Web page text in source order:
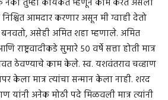
आमदार करणार असून मी ग्वाही देतो
बनवतो, असेही अमित शहा म्हणाले. अमित
राष्ट्रवादीकडे सुमारे ५० वर्षे सत्ता होती मात्र
ठेवण्याचे काम केले. स्व. यशवंतराव चव्हाण
केला मात्र त्यांचा सन्मान केला नाही. शरद
यांनी अनेक मोठी पदे मिळवली मात्र त्यांनी